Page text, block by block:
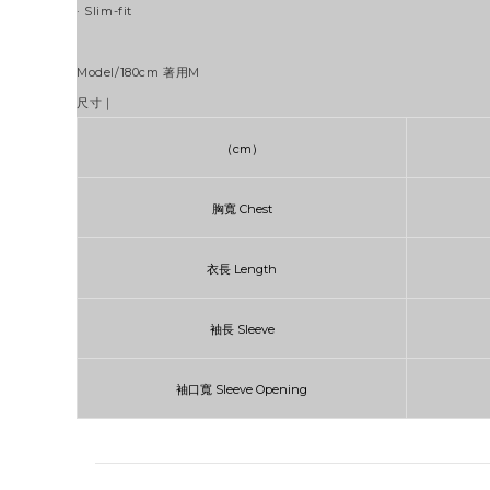
· Slim-fit
Model/180cm 著用M
尺寸｜
（cm）
胸寬Chest
衣長 Length
袖長 Sleeve
袖口寬 Sleeve Opening